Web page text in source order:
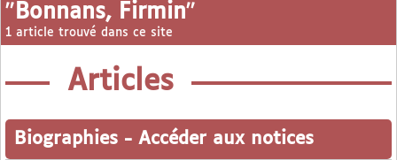
" Bonnans, Firmin"
1 article trouvé dans ce site
Articles
Biographies - Accéder aux notices